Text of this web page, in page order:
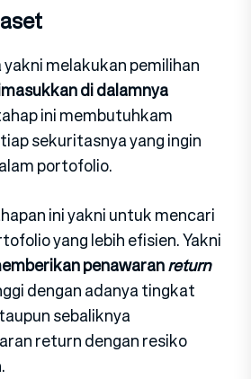
melakukan pemilihan
di dalamnya
ini membutuhkam
sekuritasnya yang ingin
portofolio.
ini yakni untuk mencari
yang lebih efisien. Yakni
penawaranreturn
dengan adanya tingkat
sebaliknya
return dengan resiko